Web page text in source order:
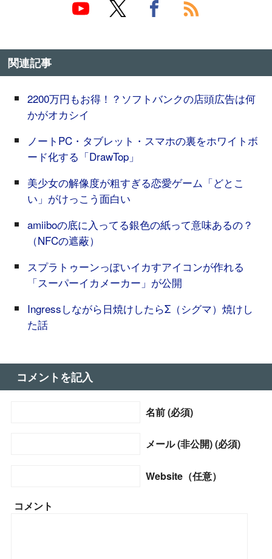
関連記事
2200万円もお得！？ソフトバンクの店頭広告は何
かがオカシイ
ノートPC・タブレット・スマホの裏をホワイトボ
ード化する「DrawTop」
美少女の解像度が粗すぎる恋愛ゲーム「どとこ
い」がけっこう面白い
amiiboの底に入ってる銀色の紙って意味あるの？
（NFCの遮蔽）
スプラトゥーンっぽいイカすアイコンが作れる
「スーパーイカメーカー」が公開
Ingressしながら日焼けしたらΣ（シグマ）焼けし
た話
コメントを記入
名前 (必須)
メール (非公開) (必須)
Website（任意）
コメント